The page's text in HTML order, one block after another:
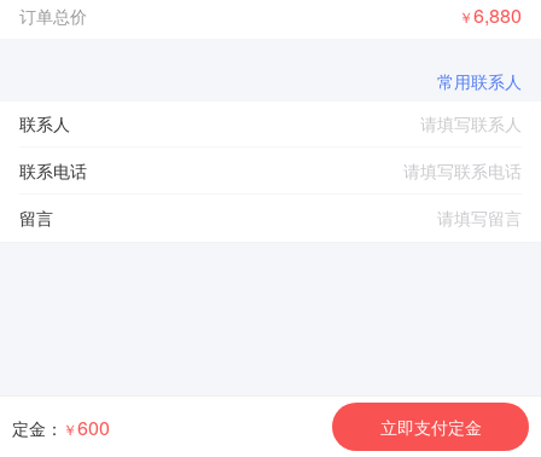
订单总价 ￥6,880
常用联系人
联系人
联系电话
留言
定金： ￥600 立即支付定金